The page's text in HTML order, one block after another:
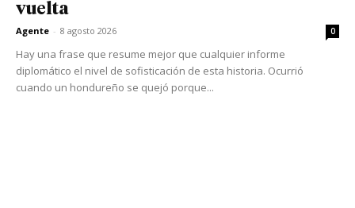
vuelta
Agente - 8 agosto 2026 0
Hay una frase que resume mejor que cualquier informe
diplomático el nivel de sofisticación de esta historia. Ocurrió
cuando un hondureño se quejó porque...